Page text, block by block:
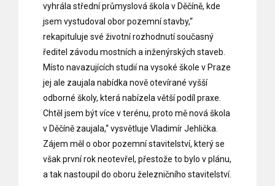
vyhrála střední průmyslová škola v Děčíně, kde
jsem vystudoval obor pozemní stavby,“
rekapituluje své životní rozhodnutí současný
ředitel závodu mostních a inženýrských staveb.
Místo navazujících studií na vysoké škole v Praze
jej ale zaujala nabídka nově otevírané vyšší
odborné školy, která nabízela větší podíl praxe.
Chtěl jsem být více v terénu, proto mě nová škola
v Děčíně zaujala,“ vysvětluje Vladimír Jehlička.
Zájem měl o obor pozemní stavitelství, který se
však první rok neotevřel, přestože to bylo v plánu,
a tak nastoupil do oboru železničního stavitelství.